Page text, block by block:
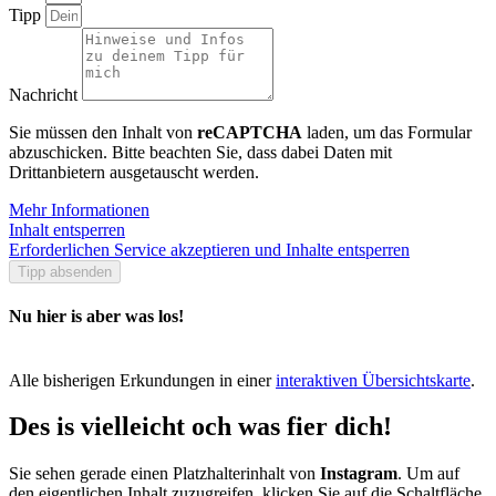
Tipp
Nachricht
Sie müssen den Inhalt von reCAPTCHA laden, um das Formular
abzuschicken. Bitte beachten Sie, dass dabei Daten mit
Drittanbietern ausgetauscht werden.
Mehr Informationen
Inhalt entsperren
Erforderlichen Service akzeptieren und Inhalte entsperren
Tipp absenden
Nu hier is aber was los!
Alle bisherigen Erkundungen in einerinteraktiven Übersichtskarte.
Des is vielleicht och was fier dich!
Sie sehen gerade einen Platzhalterinhalt von Instagram. Um auf